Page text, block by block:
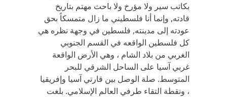
بكاتب سير ولا مؤرخ ولا باحث مهتم بتاريخ
قادته, وإنما أنا فلسطيني ما زال متمسكاً بحق
عودته إلى مدينته, فلسطين في وجهة نظره هي
كل فلسطين الواقعه في القسم الجنوبي
الغربي من بلاد الشام ، وهي الأرض الواقعة
غربي آسيا على الساحل الشرقي للبحر
المتوسط. صلة الوصل بين قارتي آسيا وإفريقيا
، ونقطة التقاء طرفي العالم الإسلامي. بلغت